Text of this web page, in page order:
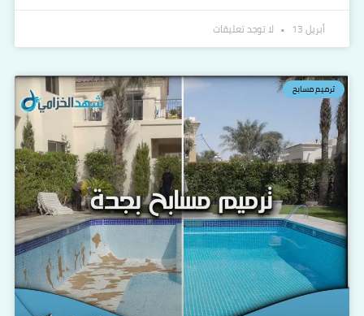
أبريل 13 لا توجد تعليقات
ترميم مسابح